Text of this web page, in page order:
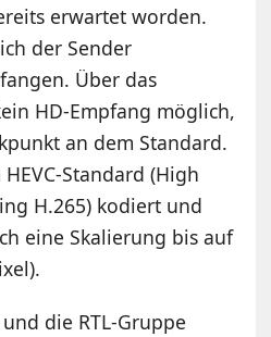
erwartet worden.
der Sender
Über das
HD-Empfang möglich,
an dem Standard.
Standard (High
H.265) kodiert und
eine Skalierung bis auf
die RTL-Gruppe